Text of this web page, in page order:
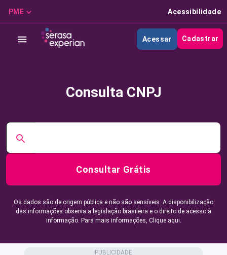
PME Acessibilidade
Acessar Cadastrar
Consulta CNPJ
Consultar Grátis
Os dados são de origem pública e não são sensíveis. A disponibilização
das informações observa a legislação brasileira e o direito de acesso à
informação. Para mais informações, Clique aqui.